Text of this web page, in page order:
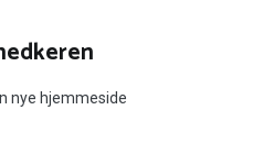
nye hjemmeside